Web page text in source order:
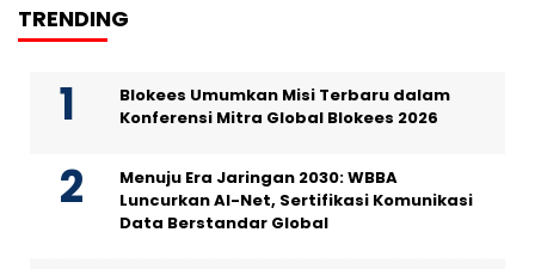
TRENDING
Blokees Umumkan Misi Terbaru dalam
Konferensi Mitra Global Blokees 2026
Menuju Era Jaringan 2030: WBBA
Luncurkan AI-Net, Sertifikasi Komunikasi
Data Berstandar Global